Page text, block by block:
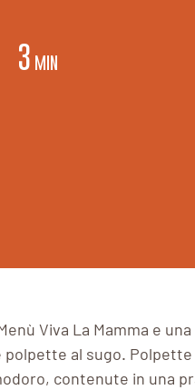
3 min
Viva La Mamma e
polpette al sugo.
contenute in una